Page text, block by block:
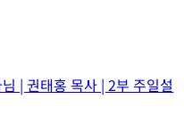
| 권태홍 목사 | 2부 주일설